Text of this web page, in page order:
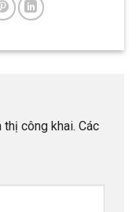
công khai. Các